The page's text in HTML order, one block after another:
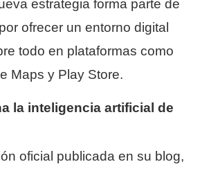
estrategia forma parte de
ofrecer un entorno digital
todo en plataformas como
Maps y Play Store.
la inteligencia artificial de
oficial publicada en su blog,